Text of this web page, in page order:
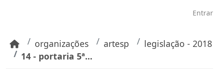
Entrar
organizações artesp
legislação - 2018
14 - portaria 5ª...